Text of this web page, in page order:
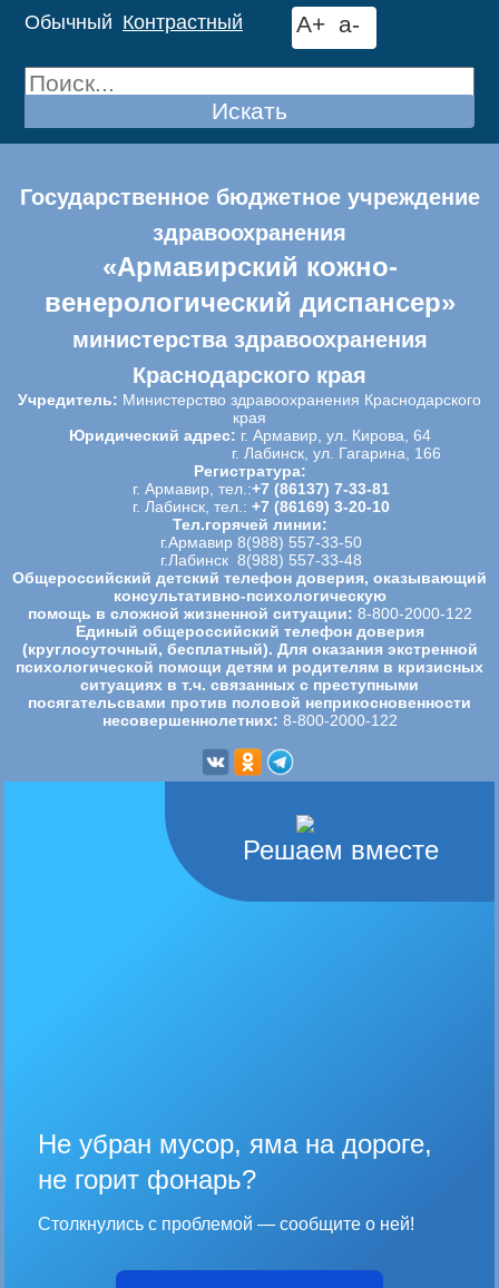
Обычный Контрастный A+ a-
Искать
Государственное бюджетное учреждение
здравоохранения
«Армавирский кожно-
венерологический диспансер»
министерства здравоохранения
Краснодарского края
Учредитель: Министерство здравоохранения Краснодарского
края
Юридический адрес: г. Армавир, ул. Кирова, 64
г. Лабинск, ул. Гагарина, 166
Регистратура:
г. Армавир, тел.:+7 (86137) 7-33-81
г. Лабинск, тел.: +7 (86169) 3-20-10
Тел.горячей линии:
г.Армавир 8(988) 557-33-50
г.Лабинск 8(988) 557-33-48
Общероссийский детский телефон доверия, оказывающий
консультативно-психологическую
помощь в сложной жизненной ситуации: 8-800-2000-122
Единый общероссийский телефон доверия
(круглосуточный, бесплатный). Для оказания экстренной
психологической помощи детям и родителям в кризисных
ситуациях в т.ч. связанных с преступными
посягательсвами против половой неприкосновенности
несовершеннолетних: 8-800-2000-122
Решаем вместе
Не убран мусор, яма на дороге,
не горит фонарь?
Столкнулись с проблемой — сообщите о ней!